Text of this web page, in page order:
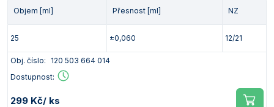
Objem [ml] Přesnost [ml] NZ
25 ±0,060 12/21
Obj. číslo:
120 503 664 014
Dostupnost:
299 Kč/ ks